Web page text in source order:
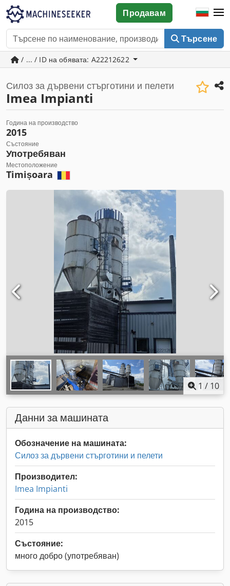
Търсене
Продавам
/ ... / ID на обявата: A22212622
Силоз за дървени стърготини и пелети
Imea Impianti
Година на производство
2015
Състояние
Употребяван
Местоположение
Timișoara
1 / 10
Данни за машината
Обозначение на машината:
Силоз за дървени стърготини и пелети
Производител:
Imea Impianti
Година на производство:
2015
Състояние:
много добро (употребяван)